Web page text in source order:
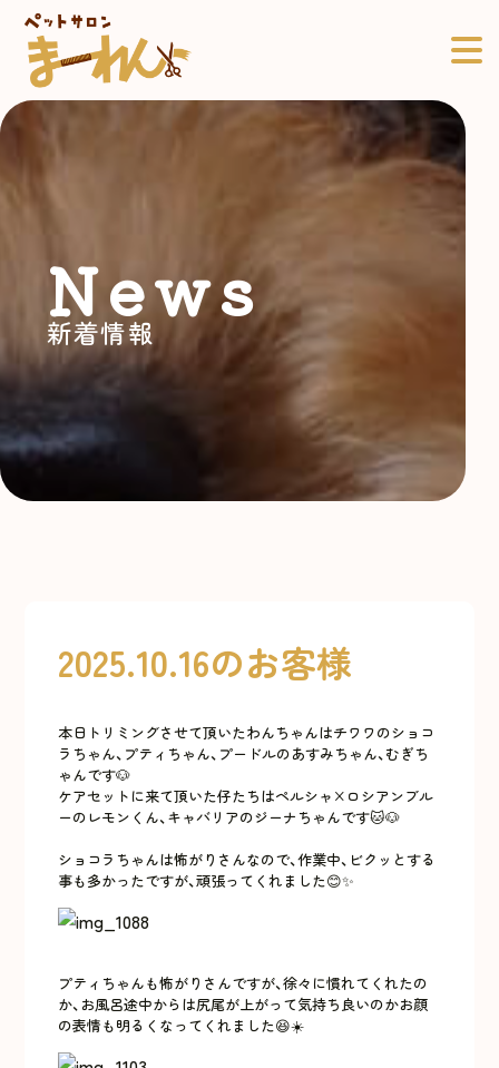
新着情報
News
2025.10.16のお客様
本日トリミングさせて頂いたわんちゃんはチワワのショコ
ラちゃん、プティちゃん、プードルのあすみちゃん、むぎち
ゃんです🐶
ケアセットに来て頂いた仔たちはペルシャ×ロシアンブル
ーのレモンくん、キャバリアのジーナちゃんです🐱🐶
ショコラちゃんは怖がりさんなので、作業中、ビクッとする
事も多かったですが、頑張ってくれました😊✨
プティちゃんも怖がりさんですが、徐々に慣れてくれたの
か、お風呂途中からは尻尾が上がって気持ち良いのかお顔
の表情も明るくなってくれました😆☀️